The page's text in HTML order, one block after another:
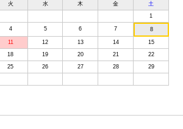
火 水 木 金
土
1
4 5 6 7 8
11 12 13 14
15
18 19 20 21
22
25 26 27 28
29